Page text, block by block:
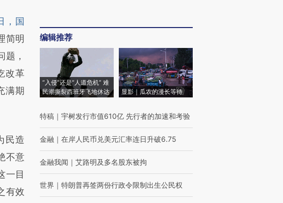
三方
结而
表财
比
，国
简明
，
改革
满期
民造
不意
一目
有效
编辑推荐
“入侵”还是“人道危机” 难
民潮撕裂西班牙飞地休达
显影｜瓜农的漫长等待
特稿 ｜ 宇树发行市值610亿 先行者的加速和考验
金融 ｜ 在岸人民币兑美元汇率连日升破6.75
金融我闻 ｜ 艾路明及多名股东被拘
世界 ｜ 特朗普再签两份行政令限制出生公民权